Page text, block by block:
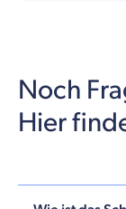
Noch
Hier